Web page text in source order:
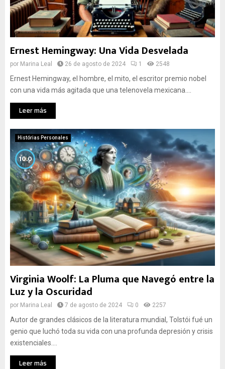
Ernest Hemingway: Una Vida Desvelada
por Marina Leal 26 de agosto de 2024 1 2548
Ernest Hemingway, el hombre, el mito, el escritor premio nobel
con una vida más agitada que una telenovela mexicana....
Leer más
Histórias Personales
10.0
Virginia Woolf: La Pluma que Navegó entre la
Luz y la Oscuridad
por Marina Leal 7 de agosto de 2024 0 2257
Autor de grandes clásicos de la literatura mundial, Tolstói fué un
genio que luchó toda su vida con una profunda depresión y crisis
existenciales....
Leer más